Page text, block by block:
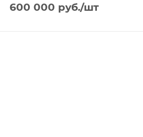
600 000 руб./шт